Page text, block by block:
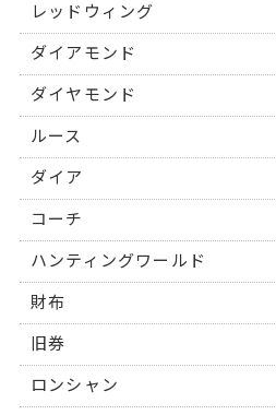
レッドウィング
ダイアモンド
ダイヤモンド
ルース
ダイア
コーチ
ハンティングワールド
財布
旧券
ロンシャン